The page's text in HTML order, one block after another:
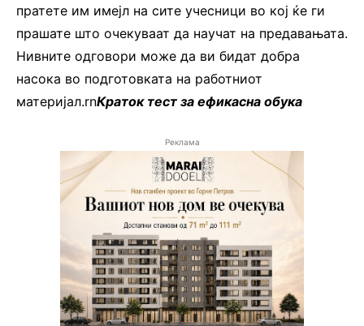
пратете им имејл на сите учесници во кој ќе ги
прашате што очекуваат да научат на предавањата.
Нивните одговори може да ви бидат добра
насока во подготовката на работниот
материјал.rnКраток тест за ефикасна обука
Реклама